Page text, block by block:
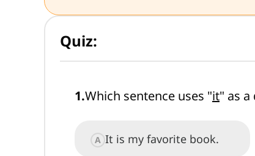
Quiz:
1.Which sentence uses "it" as
A It is my favorite book.